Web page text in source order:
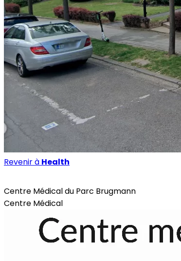
Revenir à Health
Centre Médical du Parc Brugmann
Centre Médical